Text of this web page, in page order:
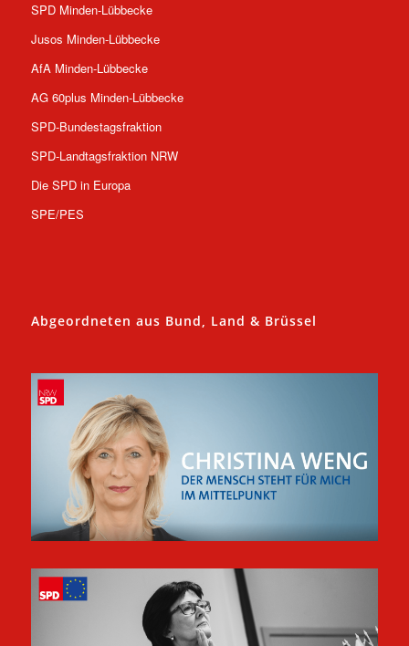
SPD Minden-Lübbecke
Jusos Minden-Lübbecke
AfA Minden-Lübbecke
AG 60plus Minden-Lübbecke
SPD-Bundestagsfraktion
SPD-Landtagsfraktion NRW
Die SPD in Europa
SPE/PES
Abgeordneten aus Bund, Land & Brüssel